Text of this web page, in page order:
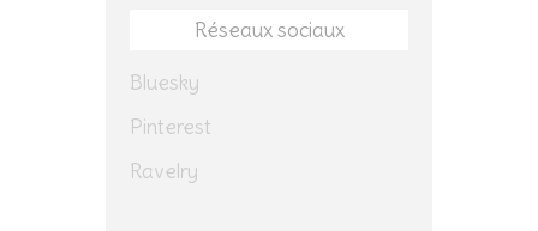
Réseaux sociaux
Bluesky
Pinterest
Ravelry